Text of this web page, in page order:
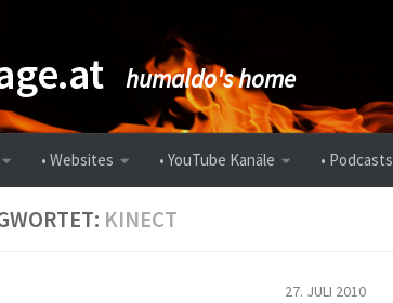
humaldo's home
• Websites • YouTube Kanäle • Podcasts
KINECT
27. JULI 2010